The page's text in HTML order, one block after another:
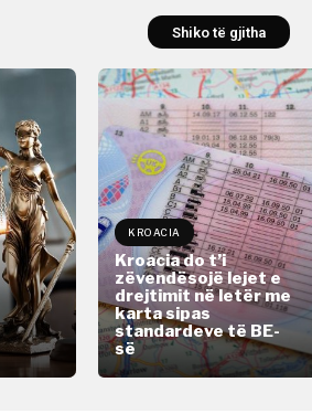
Shiko të gjitha
KROACIA
Kroacia do t’i
zëvendësojë lejet e
drejtimit në letër me
karta sipas
standardeve të BE-
së